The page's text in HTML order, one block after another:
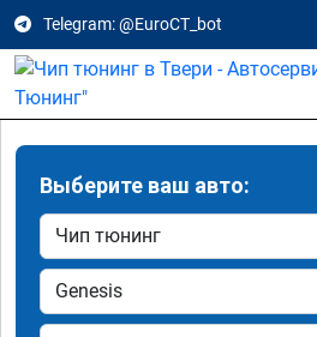
Telegram: @EuroCT_bot
Выберите ваш авто: